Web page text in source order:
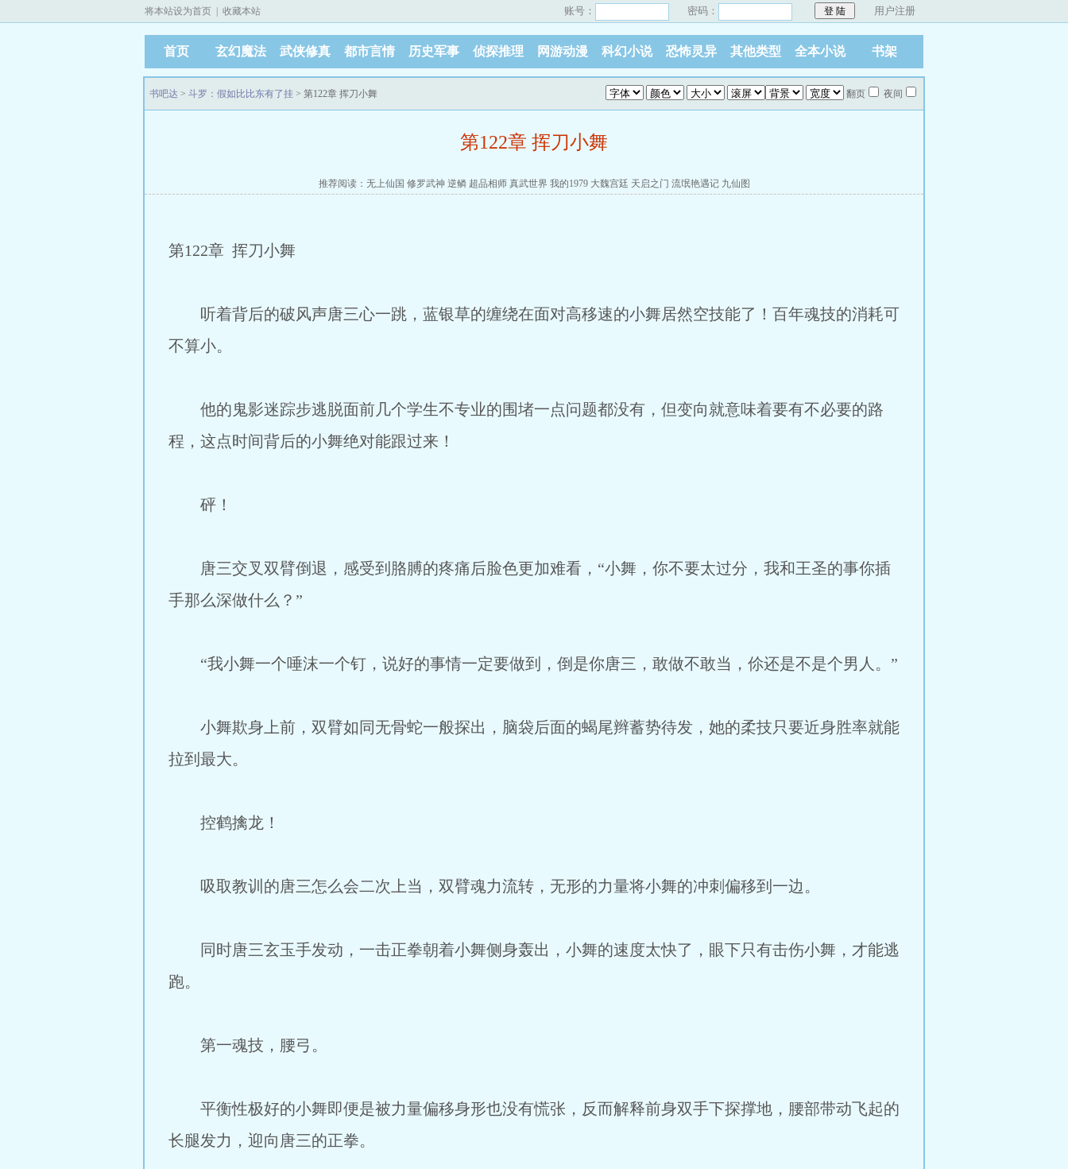
将本站设为首页 收藏本站 账号： 密码： 用户注册
首页 玄幻魔法 武侠修真 都市言情 历史军事 侦探推理 网游动漫 科幻小说 恐怖灵异 其他类型 全本小说 书架
书吧达 > 斗罗：假如比比东有了挂 > 第122章 挥刀小舞 翻页 夜间
第122章 挥刀小舞
推荐阅读： 无上仙国 修罗武神 逆鳞 超品相师 真武世界 我的1979 大魏宫廷 天启之门 流氓艳遇记 九仙图
第122章 挥刀小舞
听着背后的破风声唐三心一跳，蓝银草的缠绕在面对高移速的小舞居然空技能了！百年魂技的消耗可
不算小。
他的鬼影迷踪步逃脱面前几个学生不专业的围堵一点问题都没有，但变向就意味着要有不必要的路
程，这点时间背后的小舞绝对能跟过来！
砰！
唐三交叉双臂倒退，感受到胳膊的疼痛后脸色更加难看，“小舞，你不要太过分，我和王圣的事你插
手那么深做什么？”
“我小舞一个唾沫一个钉，说好的事情一定要做到，倒是你唐三，敢做不敢当，伱还是不是个男人。”
小舞欺身上前，双臂如同无骨蛇一般探出，脑袋后面的蝎尾辫蓄势待发，她的柔技只要近身胜率就能
拉到最大。
控鹤擒龙！
吸取教训的唐三怎么会二次上当，双臂魂力流转，无形的力量将小舞的冲刺偏移到一边。
同时唐三玄玉手发动，一击正拳朝着小舞侧身轰出，小舞的速度太快了，眼下只有击伤小舞，才能逃
跑。
第一魂技，腰弓。
平衡性极好的小舞即便是被力量偏移身形也没有慌张，反而解释前身双手下探撑地，腰部带动飞起的
长腿发力，迎向唐三的正拳。